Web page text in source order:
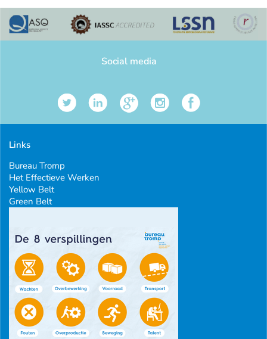
Social media
Links
Bureau Tromp
Het Effectieve Werken
Yellow Belt
Green Belt